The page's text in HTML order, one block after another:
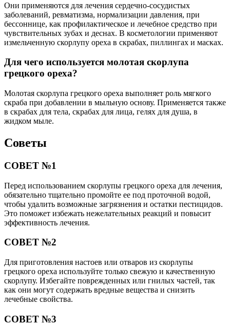
Они применяются для лечения сердечно-сосудистых
заболеваний, ревматизма, нормализации давления, при
бессоннице, как профилактическое и лечебное средство при
чувствительных зубах и деснах. В косметологии применяют
измельченную скорлупу ореха в скрабах, пиллингах и масках.
Для чего используется молотая скорлупа
грецкого ореха?
Молотая скорлупа грецкого ореха выполняет роль мягкого
скраба при добавлении в мыльную основу. Применяется также
в скрабах для тела, скрабах для лица, гелях для душа, в
жидком мыле.
Советы
СОВЕТ №1
Перед использованием скорлупы грецкого ореха для лечения,
обязательно тщательно промойте ее под проточной водой,
чтобы удалить возможные загрязнения и остатки пестицидов.
Это поможет избежать нежелательных реакций и повысит
эффективность лечения.
СОВЕТ №2
Для приготовления настоев или отваров из скорлупы
грецкого ореха используйте только свежую и качественную
скорлупу. Избегайте поврежденных или гнилых частей, так
как они могут содержать вредные вещества и снизить
лечебные свойства.
СОВЕТ №3